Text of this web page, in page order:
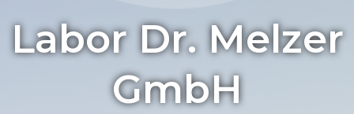
Labor Dr. Melzer
GmbH